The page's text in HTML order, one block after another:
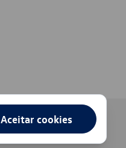
Aceitar cookies